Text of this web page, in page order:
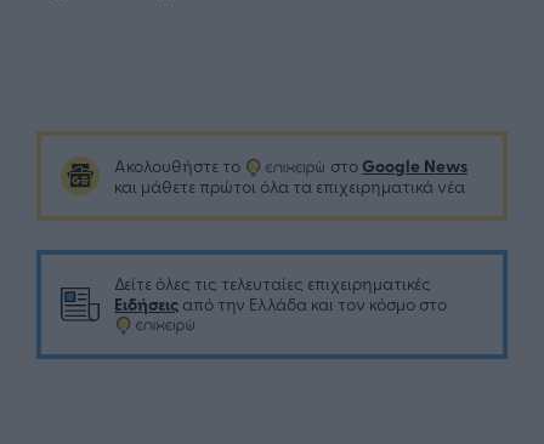
Ακολουθήστε το στο Google News
και μάθετε πρώτοι όλα τα επιχειρηματικά νέα
Δείτε όλες τις τελευταίες επιχειρηματικές
Ειδήσεις από την Ελλάδα και τον κόσμο στο